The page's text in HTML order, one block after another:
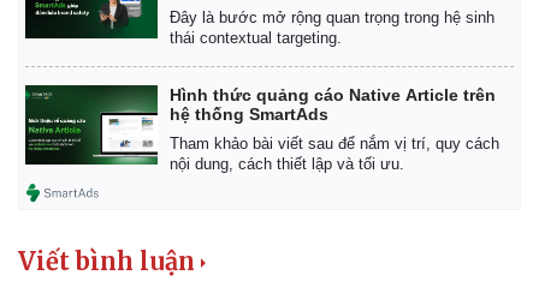
Thể thao
Bóng đá
Lịch thi đấu bóng đá
Thế giới thể thao
Hậu trường
Ô tô - Xe máy
Ô tô
Xe máy
Tư vấn
Đây là bước mở rộng quan trọng trong hệ sinh
thái contextual targeting.
Hình thức quảng cáo Native Article trên
hệ thống SmartAds
Tham khảo bài viết sau để nắm vị trí, quy cách
nội dung, cách thiết lập và tối ưu.
Viết bình luận